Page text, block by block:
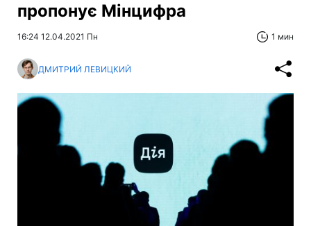
пропонує Мінцифра
16:24 12.04.2021 Пн 1 мин
ДМИТРИЙ ЛЕВИЦКИЙ